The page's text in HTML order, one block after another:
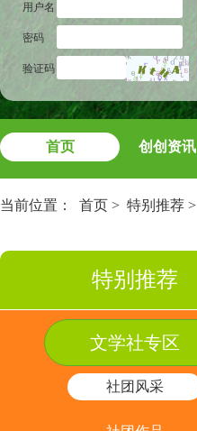
用户名
密码
验证码
首页 创创资讯
当前位置： 首页 > 特别推荐 >
特别推荐
文学社专区
社团风采